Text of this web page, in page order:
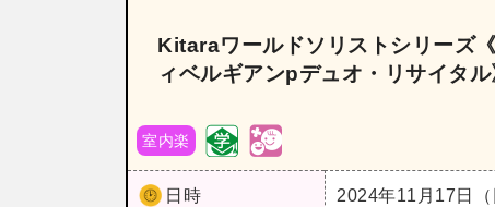
Kitaraワールドソリストシリーズ
ィベルギアンpデュオ・リサイタル
室内楽
日時 2024年11月17日（